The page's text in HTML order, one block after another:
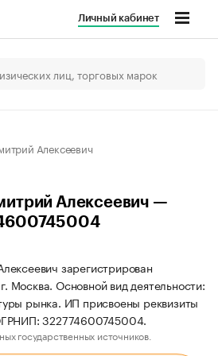
Личный кабинет
Алексеевич
Алексеевич —
зарегистрирован
Москва. Основной вид деятельности:
рынка. ИП присвоены реквизиты
322774600745004.
государственных источников.